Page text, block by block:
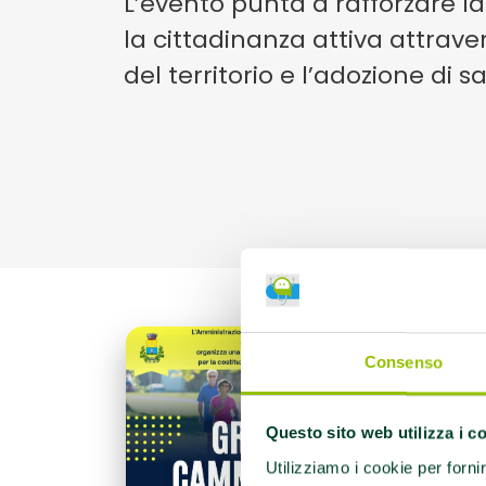
Consenso
Questo sito web utilizza i
Utilizziamo i cookie per
la cittadinanza attiva
del territorio e l’adozione di